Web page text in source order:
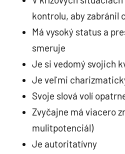
kontrolu, aby zabránil
Má vysoký status a
smeruje
Je si vedomý svojich
Je veľmi
Svoje slová volí
Zvyčajne má viacero
mulitpotenciál)
Je autoritatívny